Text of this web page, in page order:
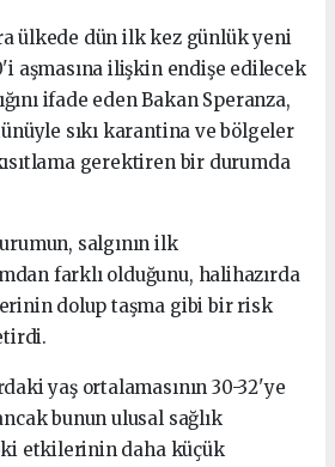
ülkede dün ilk kez günlük yeni
aşmasına ilişkin endişe edilecek
ifade eden Bakan Speranza,
sıkı karantina ve bölgeler
gerektiren bir durumda
salgının ilk
farklı olduğunu, halihazırda
dolup taşma gibi bir risk
yaş ortalamasının 30-32'ye
bunun ulusal sağlık
etkilerinin daha küçük